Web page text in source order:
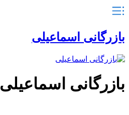
بازرگانی اسماعیلی
بازرگانی اسماعیلی